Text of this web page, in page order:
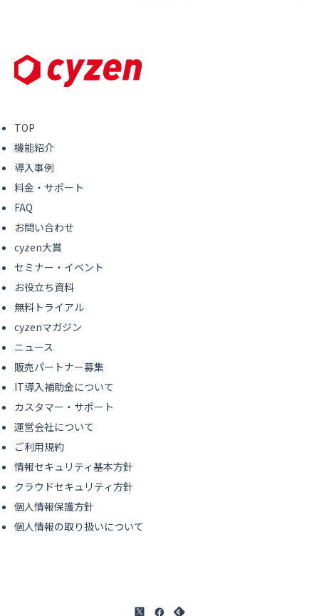
TOP
機能紹介
導入事例
料金・サポート
FAQ
お問い合わせ
cyzen大賞
セミナー・イベント
お役立ち資料
無料トライアル
cyzenマガジン
ニュース
販売パートナー募集
IT導入補助金について
カスタマー・サポート
運営会社について
ご利用規約
情報セキュリティ基本方針
クラウドセキュリティ方針
個人情報保護方針
個人情報の取り扱いについて